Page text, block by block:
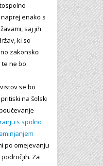
enako s
saj jih
ki so
zakonsko
te ne bo
se bo
na šolski
s spolno
po omejevanju
Za